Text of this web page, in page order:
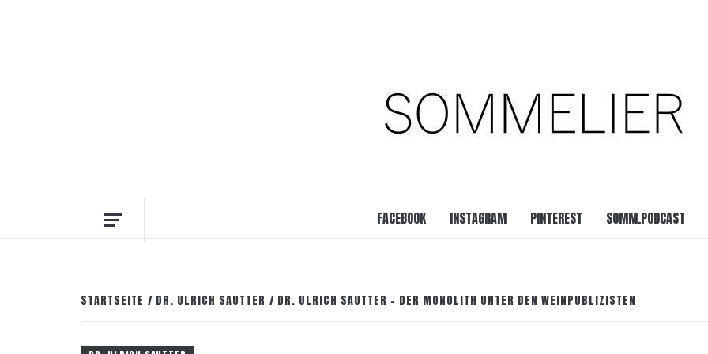
FACEBOOK INSTAGRAM PINTEREST SOMM.PODCAST
STARTSEITE DR. ULRICH SAUTTER DR. ULRICH SAUTTER – DER MONOLITH UNTER DEN WEINPUBLIZISTEN